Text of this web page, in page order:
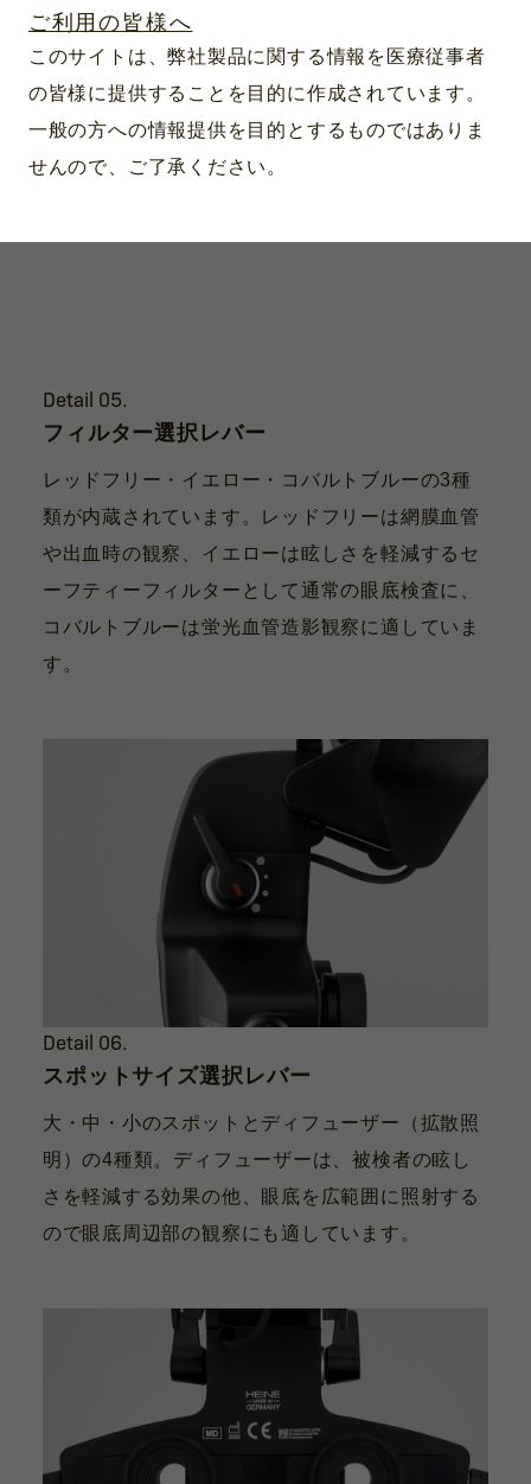
ご利用の皆様へ
このサイトは、弊社製品に関する情報を医療従事者
の皆様に提供することを目的に作成されています。
一般の方への情報提供を目的とするものではありま
せんので、ご了承ください。
度を調節します。
Detail 05.
フィルター選択レバー
レッドフリー・イエロー・コバルトブルーの3種
類が内蔵されています。レッドフリーは網膜血管
や出血時の観察、イエローは眩しさを軽減するセ
ーフティーフィルターとして通常の眼底検査に、
コバルトブルーは蛍光血管造影観察に適していま
す。
Detail 06.
スポットサイズ選択レバー
大・中・小のスポットとディフューザー（拡散照
明）の4種類。ディフューザーは、被検者の眩し
さを軽減する効果の他、眼底を広範囲に照射する
ので眼底周辺部の観察にも適しています。